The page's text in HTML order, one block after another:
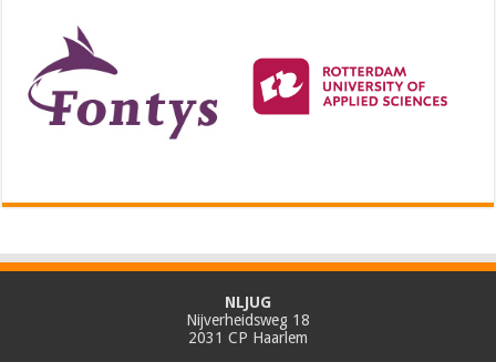
NLJUG
Nijverheidsweg 18
2031 CP Haarlem